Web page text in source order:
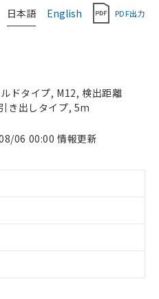
日本語 English PDF出力
ドタイプ, M12, 検出距離
き出しタイプ, 5m
06 00:00 情報更新